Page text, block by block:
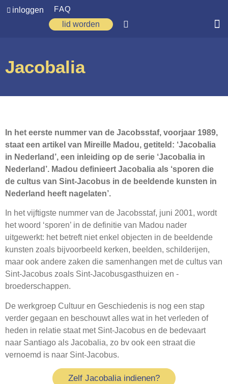
inloggen
FAQ
lid worden
Zoeken
Spirituele reis
Ervaringen
Nieuws
Agenda
Webshop
Contact
Jacobalia
In het eerste nummer van de Jacobsstaf, voorjaar 1989,
staat een artikel van Mireille Madou, getiteld: ‘Jacobalia
in Nederland’, een inleiding op de serie ‘Jacobalia in
Nederland’. Madou definieert Jacobalia als ‘sporen die
de cultus van Sint-Jacobus in de beeldende kunsten in
Nederland heeft nagelaten’.
In het vijftigste nummer van de Jacobsstaf, juni 2001, wordt
het woord ‘sporen’ in de definitie van Madou nader
uitgewerkt: het betreft niet enkel objecten in de beeldende
kunsten zoals bijvoorbeeld kerken, beelden, schilderijen,
maar ook andere zaken die samenhangen met de cultus van
Sint-Jacobus zoals Sint-Jacobusgasthuizen en -
broederschappen.
De werkgroep Cultuur en Geschiedenis is nog een stap
verder gegaan en beschouwt alles wat in het verleden of
heden in relatie staat met Sint-Jacobus en de bedevaart
naar Santiago als Jacobalia, zo bv ook een straat die
vernoemd is naar Sint-Jacobus.
Zelf Jacobalia indienen?